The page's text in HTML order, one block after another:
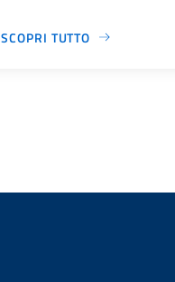
SCOPRI TUTTO